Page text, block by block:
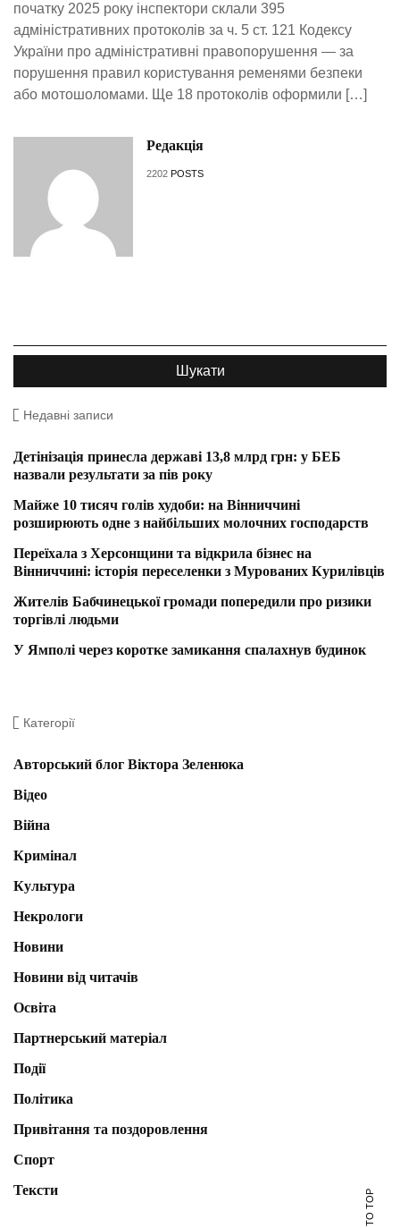
початку 2025 року інспектори склали 395
адміністративних протоколів за ч. 5 ст. 121 Кодексу
України про адміністративні правопорушення — за
порушення правил користування ременями безпеки
або мотошоломами. Ще 18 протоколів оформили […]
Редакція
2202 POSTS
Недавні записи
Детінізація принесла державі 13,8 млрд грн: у БЕБ
назвали результати за пів року
Майже 10 тисяч голів худоби: на Вінниччині
розширюють одне з найбільших молочних господарств
Переїхала з Херсонщини та відкрила бізнес на
Вінниччині: історія переселенки з Мурованих Курилівців
Жителів Бабчинецької громади попередили про ризики
торгівлі людьми
У Ямполі через коротке замикання спалахнув будинок
Категорії
Авторський блог Віктора Зеленюка
Відео
Війна
Кримінал
Культура
Некрологи
Новини
Новини від читачів
Освіта
Партнерський матеріал
Події
Політика
Привітання та поздоровлення
Спорт
Тексти